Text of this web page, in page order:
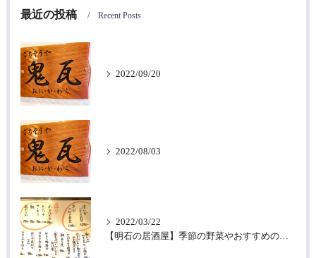
最近の投稿 Recent Posts
2022/09/20
2022/08/03
2022/03/22
【明石の居酒屋】季節の野菜やおすすめの魚を使った美味しい和食｜ごちそうや鬼瓦